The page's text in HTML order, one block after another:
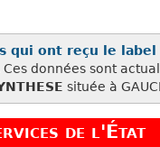
qui ont reçu le label
Ces données sont
située à
de l'État